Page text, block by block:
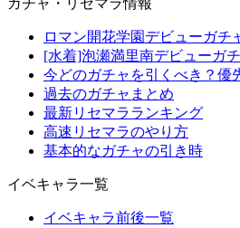
ガチャ・リセマラ情報
ロマン開花学園デビューガチ
[水着]泡瀬満里南デビューガ
今どのガチャを引くべき？優
過去のガチャまとめ
最新リセマラランキング
高速リセマラのやり方
基本的なガチャの引き時
イベキャラ一覧
イベキャラ前後一覧